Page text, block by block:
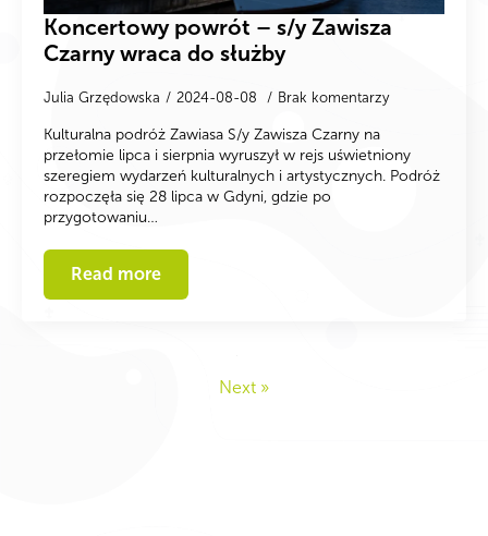
Koncertowy powrót – s/y Zawisza
Czarny wraca do służby
Julia Grzędowska 2024-08-08 Brak komentarzy
Kulturalna podróż Zawiasa S/y Zawisza Czarny na
przełomie lipca i sierpnia wyruszył w rejs uświetniony
szeregiem wydarzeń kulturalnych i artystycznych. Podróż
rozpoczęła się 28 lipca w Gdyni, gdzie po
przygotowaniu…
Read more
Next »